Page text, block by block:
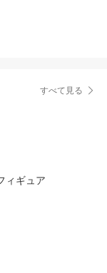
すべて見る
ィギュア